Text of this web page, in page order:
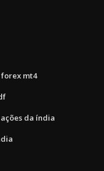
mt4
da índia